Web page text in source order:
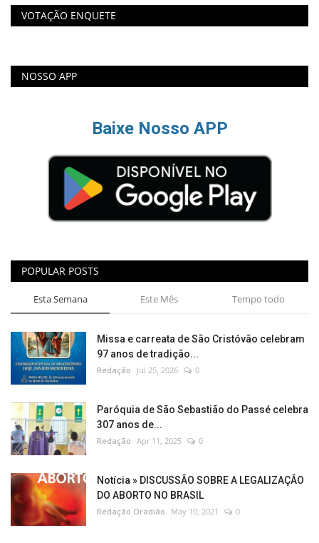
VOTAÇÃO ENQUETE
NOSSO APP
Baixe Nosso APP
POPULAR POSTS
Esta Semana Este Mês Tempo todo
Missa e carreata de São Cristóvão celebram
97 anos de tradição...
Redação Jul 25, 2026 0
Paróquia de São Sebastião do Passé celebra
307 anos de...
Redação Apr 11, 2025 0
Notícia » DISCUSSÃO SOBRE A LEGALIZAÇÃO
DO ABORTO NO BRASIL
Redação Oradião May 10, 2021 0